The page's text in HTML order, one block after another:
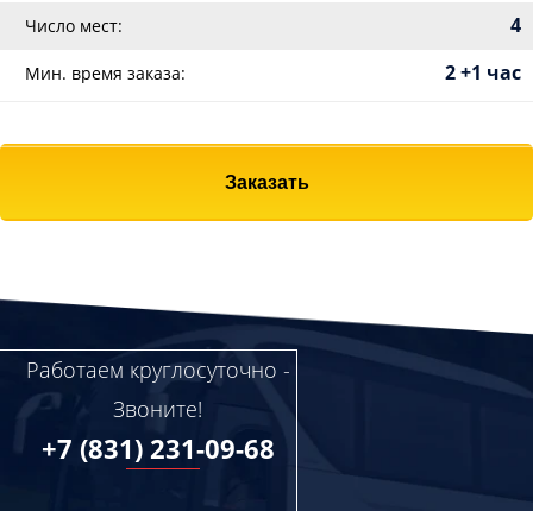
Число мест: 4
Мин. время заказа: 2 +1 час
Заказать
Работаем круглосуточно -
Звоните!
+7 (831) 231-09-68